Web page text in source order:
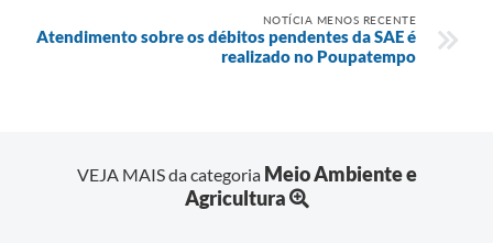
NOTÍCIA MENOS RECENTE
Atendimento sobre os débitos pendentes da SAE é
realizado no Poupatempo
VEJA MAIS da categoria Meio Ambiente e
Agricultura